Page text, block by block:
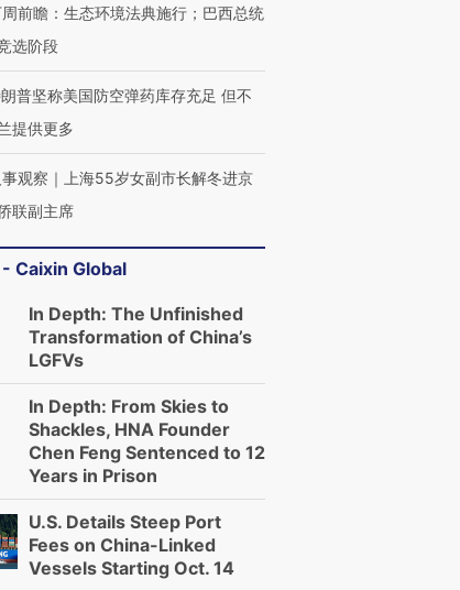
前瞻：生态环境法典施行；巴西总统
选阶段
普坚称美国防空弹药库存充足 但不
提供更多
事观察｜上海55岁女副市长解冬进京
联副主席
Caixin Global
In Depth: The Unfinished
Transformation of China’s
LGFVs
In Depth: From Skies to
Shackles, HNA Founder
Chen Feng Sentenced to 12
Years in Prison
U.S. Details Steep Port
Fees on China-Linked
Vessels Starting Oct. 14